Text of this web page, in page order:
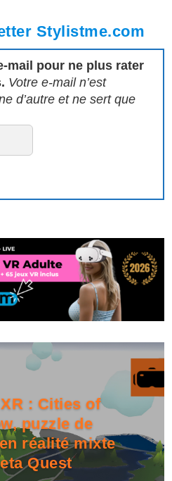
Stylistme.com
mail pour ne plus rater
Votre e-mail n’est
d’autre et ne sert que
: Cities of
puzzle de
réalité mixte
Quest